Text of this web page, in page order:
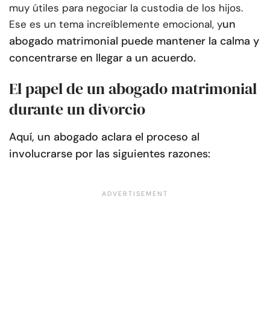
muy útiles para negociar la custodia de los hijos.
Ese es un tema increíblemente emocional, yun
abogado matrimonial puede mantener la calma y
concentrarse en llegar a un acuerdo.
El papel de un abogado matrimonial
durante un divorcio
Aquí, un abogado aclara el proceso al
involucrarse por las siguientes razones: